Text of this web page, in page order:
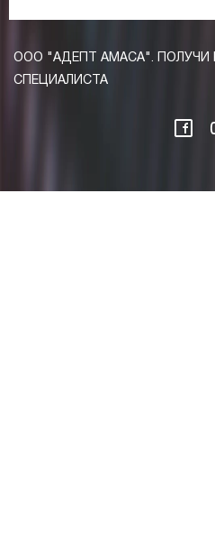
ООО "АДЕПТ АМАСА". ПОЛУЧИ
СПЕЦИАЛИСТА